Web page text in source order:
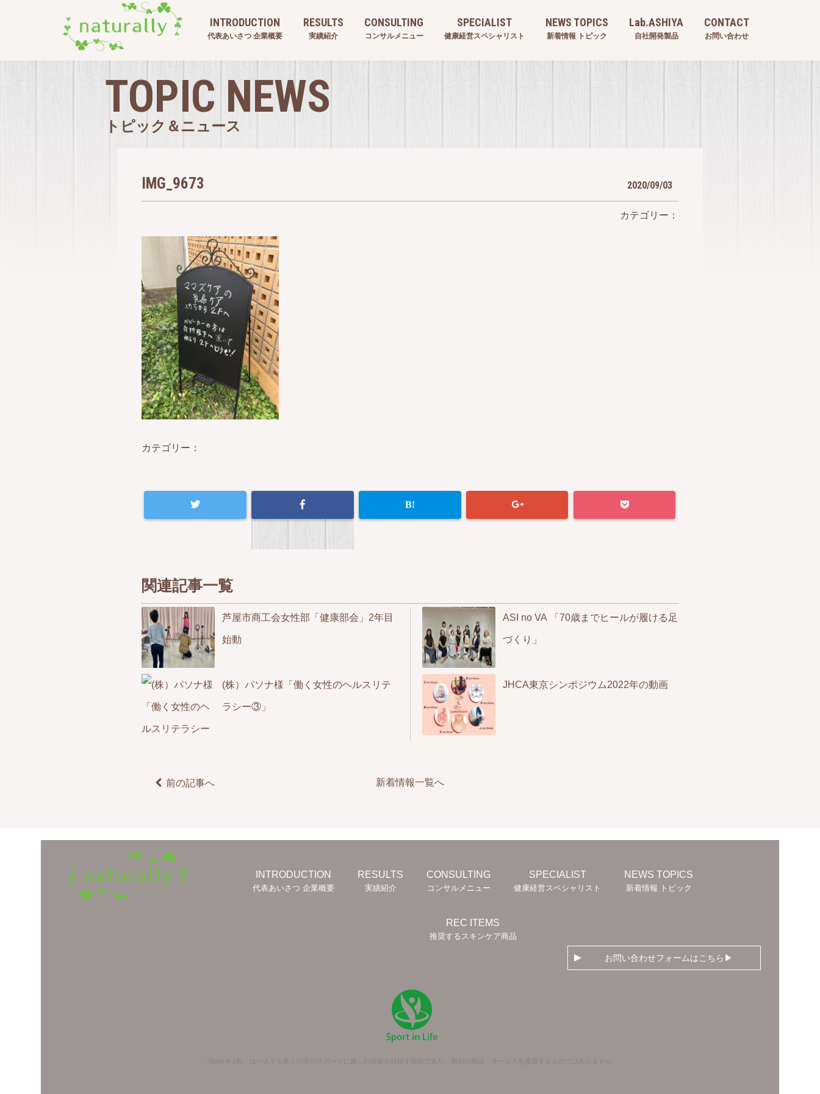
INTRODUCTION
代表あいさつ 企業概要
RESULTS
実績紹介
CONSULTING
コンサルメニュー
SPECIALIST
健康経営スペシャリスト
NEWS TOPICS
新着情報 トピック
Lab.ASHIYA
自社開発製品
CONTACT
お問い合わせ
TOPIC NEWS
トピック＆ニュース
IMG_9673 2020/09/03
カテゴリー：
カテゴリー：
関連記事一覧
芦屋市商工会女性部「健康部会」2年目
始動
(株）パソナ様「働く女性のヘルスリテ
ラシー③」
ASI no VA 「70歳までヒールが履ける足
づくり」
JHCA東京シンポジウム2022年の動画
前の記事へ 新着情報一覧へ
INTRODUCTION
代表あいさつ 企業概要
RESULTS
実績紹介
CONSULTING
コンサルメニュー
SPECIALIST
健康経営スペシャリスト
NEWS TOPICS
新着情報 トピック
REC ITEMS
推奨するスキンケア商品
お問い合わせフォームはこちら